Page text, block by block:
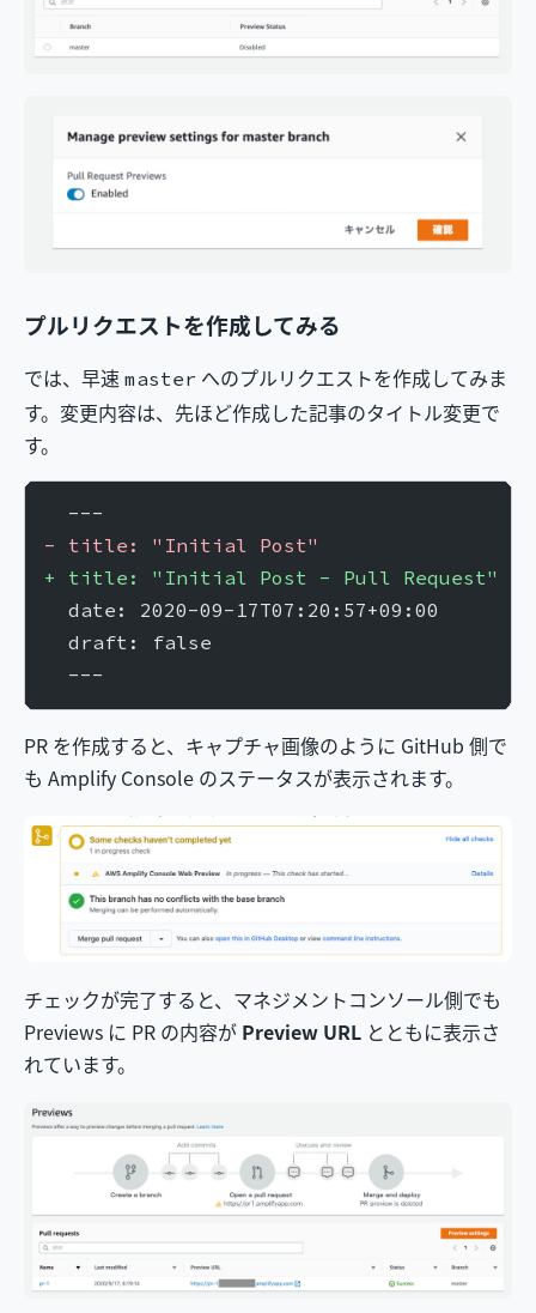
プルリクエストを作成してみる
では、早速 master へのプルリクエストを作成してみま
す。変更内容は、先ほど作成した記事のタイトル変更で
す。
  ---
- title: "Initial Post"
+ title: "Initial Post - Pull Request"
  date: 2020-09-17T07:20:57+09:00
  draft: false
  ---
PR を作成すると、キャプチャ画像のように GitHub 側で
も Amplify Console のステータスが表示されます。
チェックが完了すると、マネジメントコンソール側でも
Previews に PR の内容が Preview URL とともに表示さ
れています。